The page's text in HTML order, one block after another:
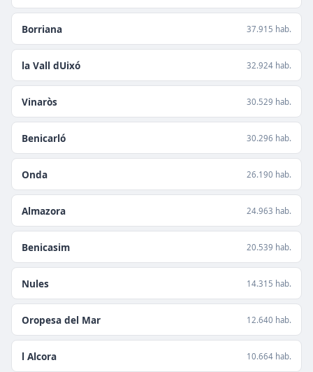
Borriana 37.915 hab.
la Vall dUixó 32.924 hab.
Vinaròs 30.529 hab.
Benicarló 30.296 hab.
Onda 26.190 hab.
Almazora 24.963 hab.
Benicasim 20.539 hab.
Nules 14.315 hab.
Oropesa del Mar 12.640 hab.
l Alcora 10.664 hab.